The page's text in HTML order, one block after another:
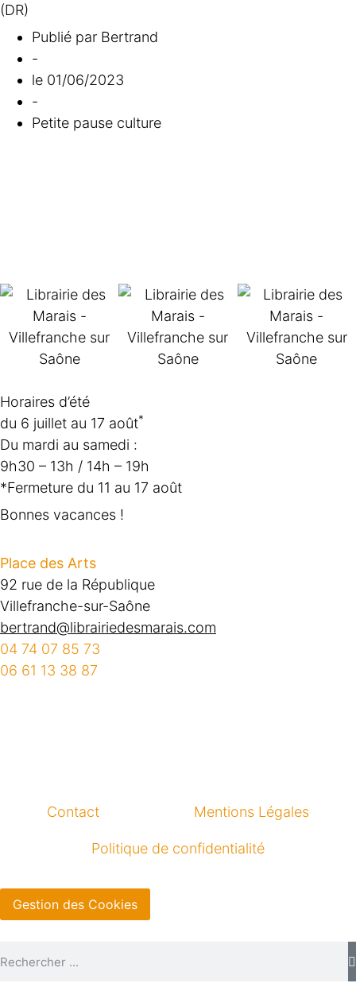
(DR)
Publié par Bertrand
-
le 01/06/2023
-
Petite pause culture
Horaires d’été
du 6 juillet au 17 août*
Du mardi au samedi :
9h30 – 13h / 14h – 19h
*Fermeture du 11 au 17 août
Bonnes vacances !
Place des Arts
92 rue de la République
Villefranche-sur-Saône
bertrand@librairiedesmarais.com
04 74 07 85 73
06 61 13 38 87
Contact Mentions Légales
Politique de confidentialité
Gestion des Cookies